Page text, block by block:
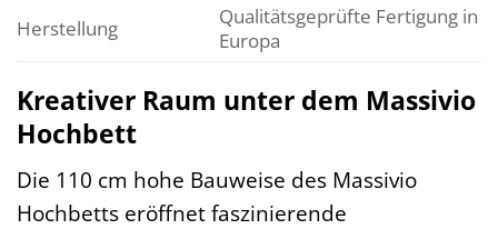
Herstellung
Qualitätsgeprüfte Fertigung in
Europa
Kreativer Raum unter dem Massivio
Hochbett
Die 110 cm hohe Bauweise des Massivio
Hochbetts eröffnet faszinierende